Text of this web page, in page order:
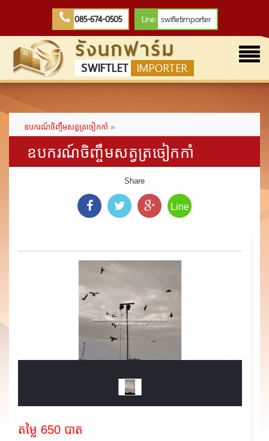
085-674-0505 Line: swifletimporter
รังนกฟาร์ม
SWIFTLET IMPORTER
ឧបករណ៍ចិញ្ចឹមសត្វត្រចៀកកាំ »
ឧបករណ៍ចិញ្ចឹមសត្វត្រចៀកកាំ
Share
Line
តម្លៃ 650 បាត